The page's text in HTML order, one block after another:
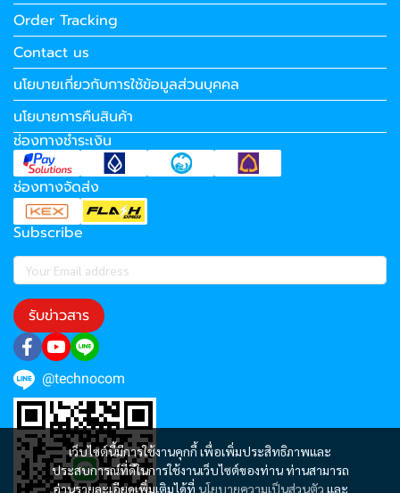
เว็บไซต์นี้มีการใช้งานคุกกี้ เพื่อเพิ่มประสิทธิภาพและ
ประสบการณ์ที่ดีในการใช้งานเว็บไซต์ของท่าน ท่านสามารถ
อ่านรายละเอียดเพิ่มเติมได้ที่ นโยบายความเป็นส่วนตัว และ
Order Tracking
Contact us
นโยบายเกี่ยวกับการใช้ข้อมูลส่วนบุคคล
นโยบายการคืนสินค้า
ช่องทางชำระเงิน
ช่องทางจัดส่ง
Subscribe
รับข่าวสาร
@technocom